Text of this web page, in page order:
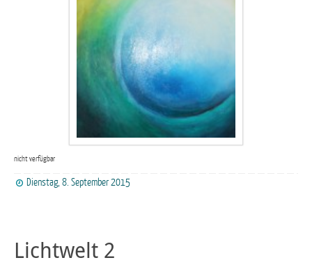
nicht verfügbar
Dienstag, 8. September 2015
Lichtwelt 2